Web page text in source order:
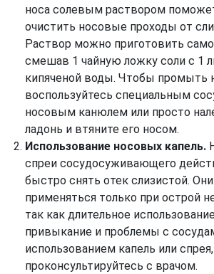
носа солевым раствором
очистить носовые проходы от
Раствор можно приготовить
смешав 1 чайную ложку соли с 1
кипяченой воды. Чтобы промыть
воспользуйтесь специальным
носовым канюлем или просто
ладонь и втяните его носом.
Использование носовых капель.
спреи сосудосуживающего
быстро снять отек слизистой.
применяться только при острой
так как длительное
привыкание и проблемы с
использованием капель или
проконсультируйтесь с врачом.